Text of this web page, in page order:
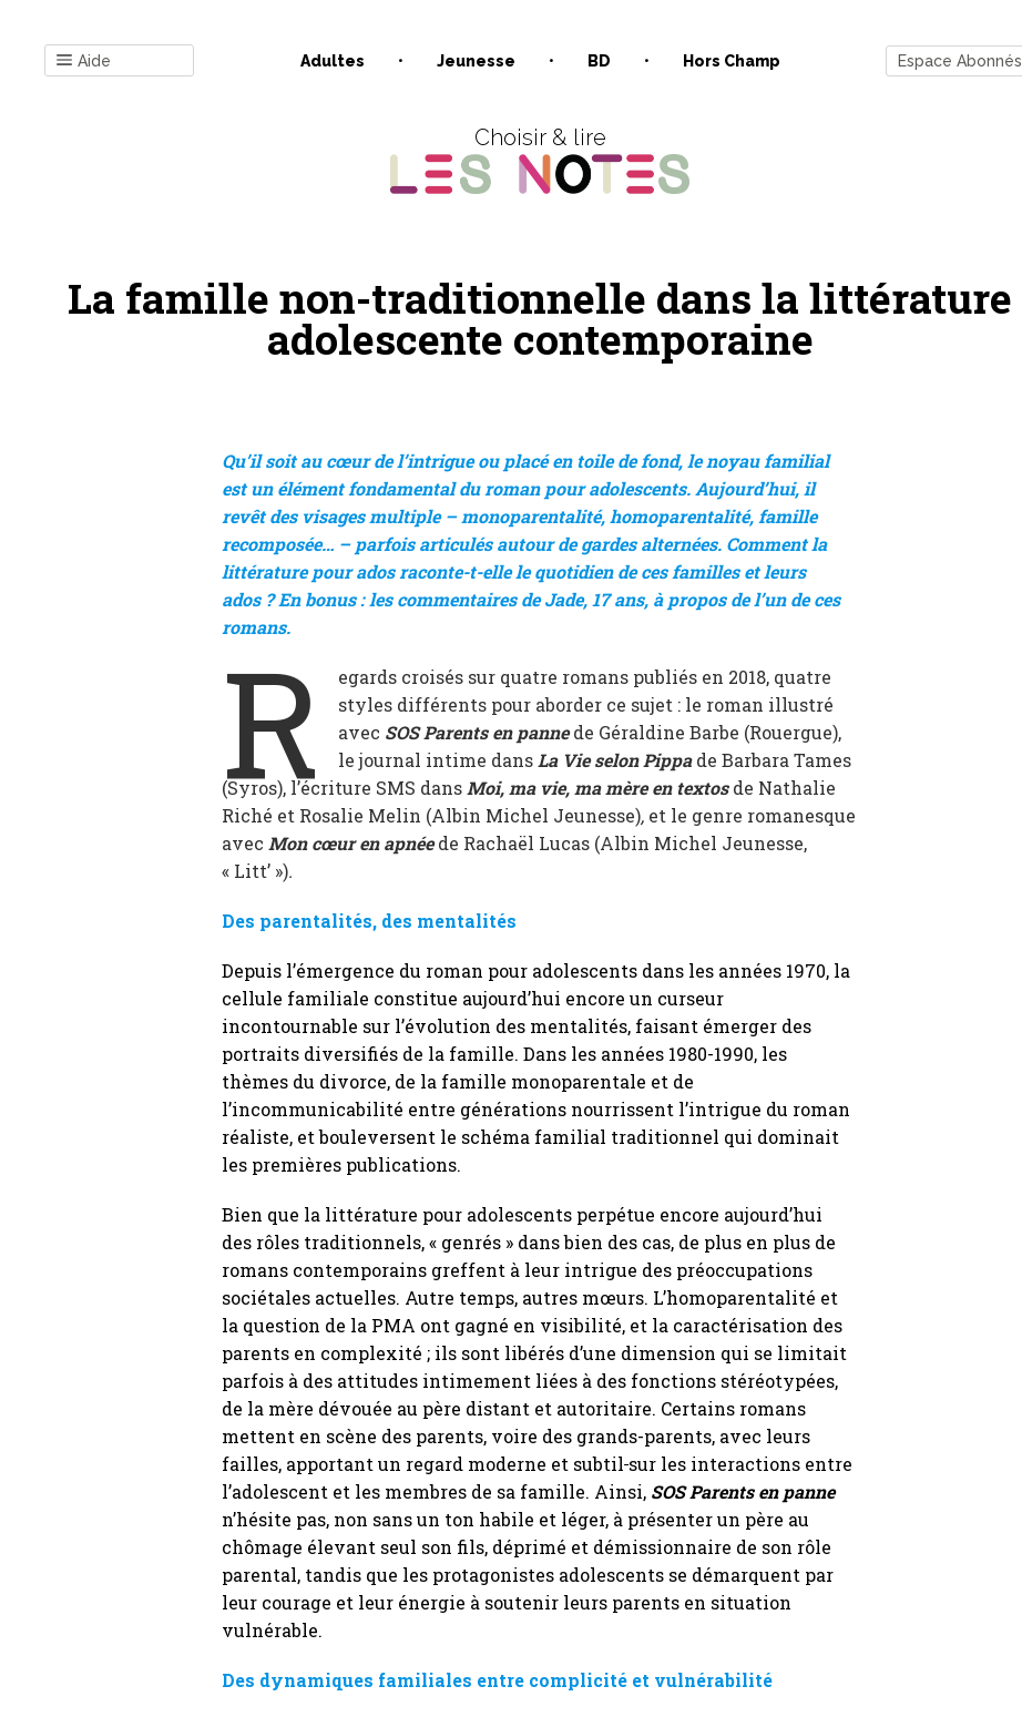
Aide Adultes Jeunesse BD Hors Champ Espace Abonnés
Choisir & lire
La famille non-traditionnelle dans la littérature
adolescente contemporaine
Qu’il soit au cœur de l’intrigue ou placé en toile de fond, le noyau familial
est un élément fondamental du roman pour adolescents. Aujourd’hui, il
revêt des visages multiple – monoparentalité, homoparentalité, famille
recomposée… – parfois articulés autour de gardes alternées. Comment la
littérature pour ados raconte-t-elle le quotidien de ces familles et leurs
ados ? En bonus : les commentaires de Jade, 17 ans, à propos de l’un de ces
romans.
R
egards croisés sur quatre romans publiés en 2018, quatre
styles différents pour aborder ce sujet : le roman illustré
avec SOS Parents en pannede Géraldine Barbe (Rouergue),
le journal intime dans La Vie selon Pippade Barbara Tames
(Syros), l’écriture SMS dans Moi, ma vie, ma mère en textosde Nathalie
Riché et Rosalie Melin (Albin Michel Jeunesse), et le genre romanesque
avec Mon cœur en apnéede Rachaël Lucas (Albin Michel Jeunesse,
« Litt’ »).
Des parentalités, des mentalités
Depuis l’émergence du roman pour adolescents dans les années 1970, la
cellule familiale constitue aujourd’hui encore un curseur
incontournable sur l’évolution des mentalités, faisant émerger des
portraits diversifiés de la famille. Dans les années 1980-1990, les
thèmes du divorce, de la famille monoparentale et de
l’incommunicabilité entre générations nourrissent l’intrigue du roman
réaliste, et bouleversent le schéma familial traditionnel qui dominait
les premières publications.
Bien que la littérature pour adolescents perpétue encore aujourd’hui
des rôles traditionnels, « genrés » dans bien des cas, de plus en plus de
romans contemporains greffent à leur intrigue des préoccupations
sociétales actuelles. Autre temps, autres mœurs. L’homoparentalité et
la question de la PMA ont gagné en visibilité, et la caractérisation des
parents en complexité ; ils sont libérés d’une dimension qui se limitait
parfois à des attitudes intimement liées à des fonctions stéréotypées,
de la mère dévouée au père distant et autoritaire. Certains romans
mettent en scène des parents, voire des grands-parents, avec leurs
failles, apportant un regard moderne et subtil sur les interactions entre
l’adolescent et les membres de sa famille. Ainsi, SOS Parents en panne
n’hésite pas, non sans un ton habile et léger, à présenter un père au
chômage élevant seul son fils, déprimé et démissionnaire de son rôle
parental, tandis que les protagonistes adolescents se démarquent par
leur courage et leur énergie à soutenir leurs parents en situation
vulnérable.
Des dynamiques familiales entre complicité et vulnérabilité